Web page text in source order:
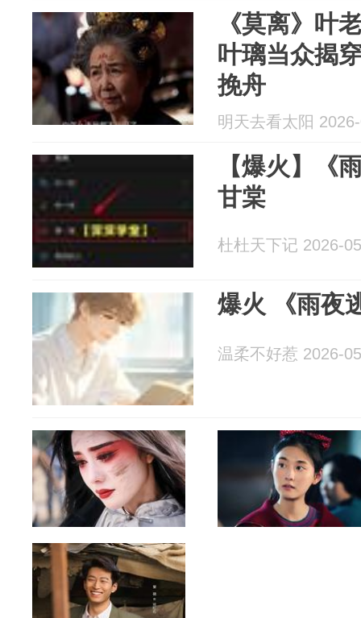
《莫离》叶
叶璃当众揭
挽舟
明天去看太阳
【爆火】《
甘棠
杜杜天下记 2026-
爆火 《雨夜
温柔不好惹 2026-